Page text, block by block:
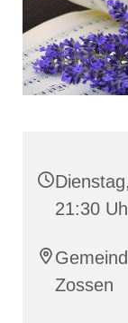
21:30
Zossen